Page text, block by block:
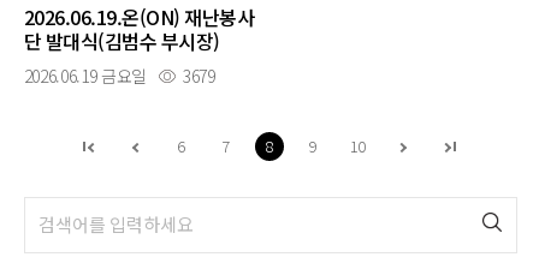
2026.06.19.온(ON) 재난봉사
단 발대식(김범수 부시장)
2026.06.19 금요일 3679
6 7 8 9 10